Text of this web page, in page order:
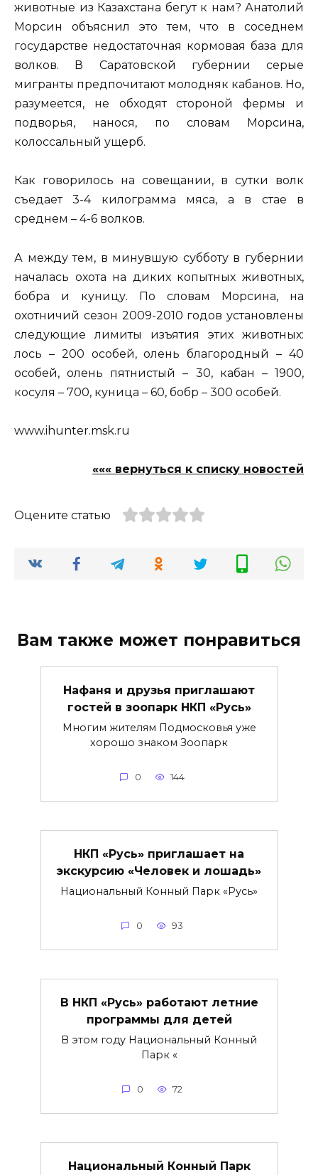
животные из Казахстана бегут к нам? Анатолий
Морсин объяснил это тем, что в соседнем
государстве недостаточная кормовая база для
волков. В Саратовской губернии серые
мигранты предпочитают молодняк кабанов. Но,
разумеется, не обходят стороной фермы и
подворья, нанося, по словам Морсина,
колоссальный ущерб.
Как говорилось на совещании, в сутки волк
съедает 3-4 килограмма мяса, а в стае в
среднем – 4-6 волков.
А между тем, в минувшую субботу в губернии
началась охота на диких копытных животных,
бобра и куницу. По словам Морсина, на
охотничий сезон 2009-2010 годов установлены
следующие лимиты изъятия этих животных:
лось – 200 особей, олень благородный – 40
особей, олень пятнистый – 30, кабан – 1900,
косуля – 700, куница – 60, бобр – 300 особей.
www.ihunter.msk.ru
««« вернуться к списку новостей
Оцените статью
Вам также может понравиться
Нафаня и друзья приглашают
гостей в зоопарк НКП «Русь»
Многим жителям Подмосковья уже
хорошо знаком Зоопарк
0 144
НКП «Русь» приглашает на
экскурсию «Человек и лошадь»
Национальный Конный Парк «Русь»
0 93
В НКП «Русь» работают летние
программы для детей
В этом году Национальный Конный
Парк «
0 72
Национальный Конный Парк